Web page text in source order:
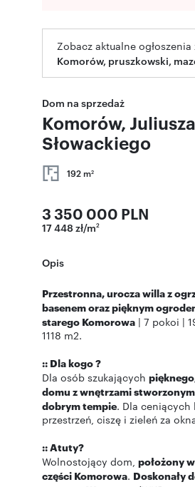
Zobacz aktualne
Komorów, pruszkowski,
Dom na sprzedaż
Komorów, Juliusza
Słowackiego
192 m2
3 350 000 PLN
17 448 zł/m2
Opis
Przestronna, urocza willa z
basenem oraz pięknym
starego Komorowa | 7 pokoi |
1118 m2.
:: Dla kogo ?
Dla osób szukających
domu z wnętrzami
dobrym tempie. Dla ceniących
przestrzeń, ciszę i zieleń za
:: Atuty?
Wolnostojący dom, położony
części Komorowa. Doskonały